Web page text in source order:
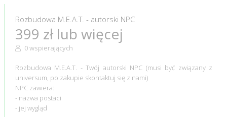
Rozbudowa M.E.A.T. - autorski NPC
399 zł lub więcej
0 wspierających
Rozbudowa M.E.A.T. - Twój autorski NPC (musi być związany z
universum, po zakupie skontaktuj się z nami)
NPC zawiera:
- nazwa postaci
- jej wygląd